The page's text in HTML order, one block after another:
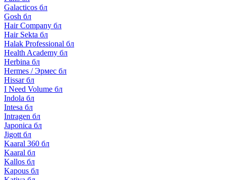
Galacticos бл
Gosh бл
Hair Company бл
Hair Sekta бл
Halak Professional бл
Health Academy бл
Herbina бл
Hermes / Эрмес бл
Hissar бл
I Need Volume бл
Indola бл
Intesa бл
Intragen бл
Japonica бл
Jigott бл
Kaaral 360 бл
Kaaral бл
Kallos бл
Kapous бл